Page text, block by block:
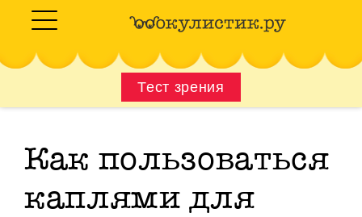
Тест зрения
Как пользоваться
каплями для